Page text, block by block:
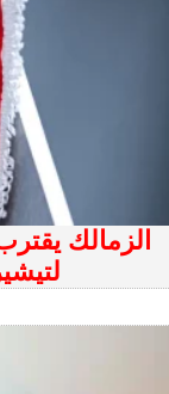
الزمالك